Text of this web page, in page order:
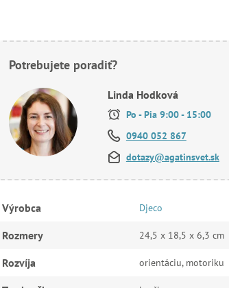
Potrebujete poradiť?
Linda Hodková
Po - Pia 9:00 - 15:00
0940 052 867
dotazy@agatinsvet.sk
Výrobca Djeco
Rozmery 24,5 x 18,5 x 6,3 cm
Rozvíja orientáciu, motoriku